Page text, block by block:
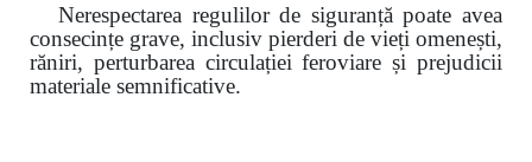
Nerespectarea regulilor de siguranță poate avea
consecințe grave, inclusiv pierderi de vieți omenești,
răniri, perturbarea circulației feroviare și prejudicii
materiale semnificative.